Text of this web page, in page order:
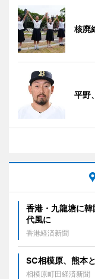
核廃
平野
香港・九龍塘に
代風に
香港経済新聞
SC相模原、熊本
相模原町田経済新聞